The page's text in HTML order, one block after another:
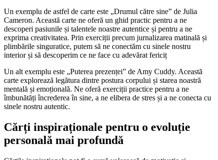
Un exemplu de astfel de carte este „Drumul către sine” de Julia
Cameron. Această carte ne oferă un ghid practic pentru a ne
descoperi pasiunile și talentele noastre autentice și pentru a ne
exprima creativitatea. Prin exerciții precum jurnalizarea matinală și
plimbările singuratice, putem să ne conectăm cu sinele nostru
interior și să descoperim ce ne face cu adevărat fericiț
Un alt exemplu este „Puterea prezenței” de Amy Cuddy. Această
carte explorează legătura dintre postura corpului și starea noastră
mentală și emoțională. Ne oferă exerciții practice pentru a ne
îmbunătăți încrederea în sine, a ne elibera de stres și a ne conecta cu
sinele nostru autentic.
Cărți inspiraționale pentru o evoluție
personală mai profundă